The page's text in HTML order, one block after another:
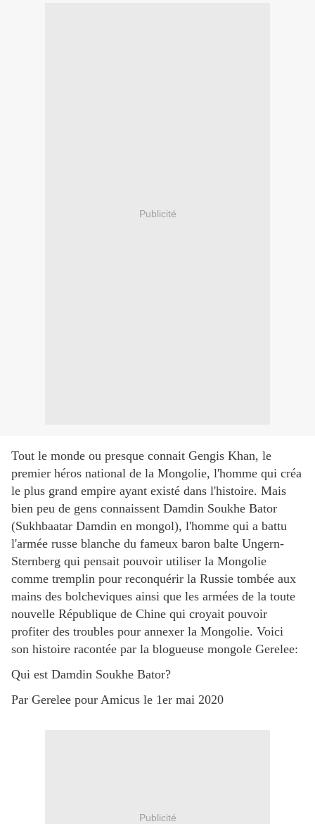
Publicité
Tout le monde ou presque connait Gengis Khan, le
premier héros national de la Mongolie, l'homme qui créa
le plus grand empire ayant existé dans l'histoire. Mais
bien peu de gens connaissent Damdin Soukhe Bator
(Sukhbaatar Damdin en mongol), l'homme qui a battu
l'armée russe blanche du fameux baron balte Ungern-
Sternberg qui pensait pouvoir utiliser la Mongolie
comme tremplin pour reconquérir la Russie tombée aux
mains des bolcheviques ainsi que les armées de la toute
nouvelle République de Chine qui croyait pouvoir
profiter des troubles pour annexer la Mongolie. Voici
son histoire racontée par la blogueuse mongole Gerelee:
Qui est Damdin Soukhe Bator?
Par Gerelee pour Amicus le 1er mai 2020
Publicité